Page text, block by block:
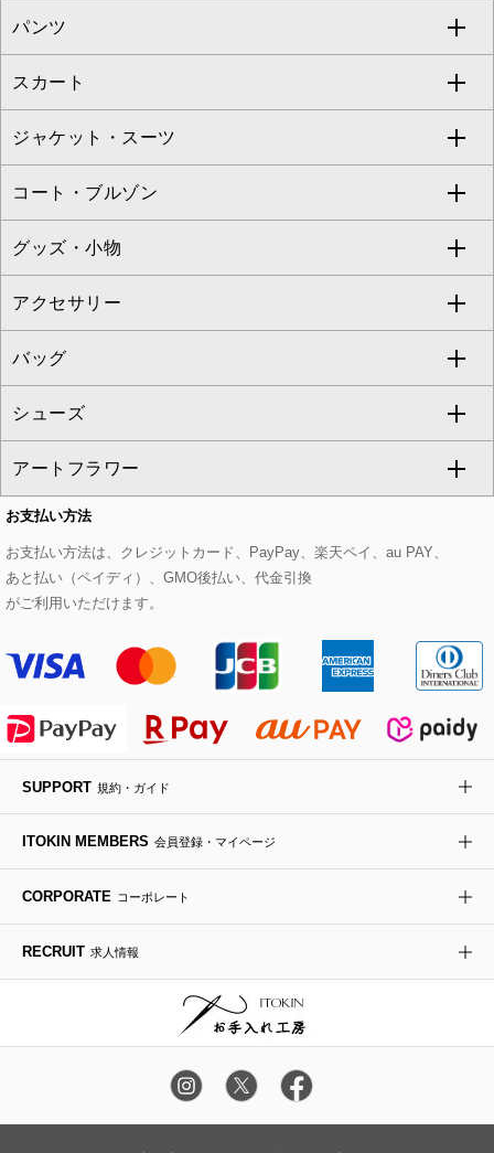
eur3
Maison de CINQ
MK MICHEL KLEIN BAG
HIROKO KOSHINO
re:edition project 165
カットソー・Tシャツ
ブラウス・シャツ
ニット・セーター
カーディガン
アンサンブルセット
ベスト・ジレ
パーカー
タンクトップ・キャミソール
スウェット・ジャージー
その他のトップス
すべてのワンピース・ドレス
ワンピース
ドレス
チュニック
ジャンパースカート
その他のワンピース・ドレス
パンツ
すべてのパンツ
フルレングスパンツ
クロップド・半端丈パンツ
ガウチョ・ワイドパンツ
ハーフ・ショート丈パンツ
サロペット・オールインワン
その他のパンツ
スカート
すべてのスカート
ロング・マキシ丈スカート
ひざ丈スカート
ミモレ丈スカート
ショート・ミニ丈スカート
その他のスカート
ジャケット・スーツ
すべてのジャケット・スーツ
テーラードジャケット
ノーカラージャケット
セットアップ
セットアップジャケット
セットアップパンツ
セットアップスカート
セットアップワンピース
コート・ブルゾン
すべてのコート・ブルゾン
トレンチコート
ピーコート
ダッフルコート
チェスターコート
モッズコート
ステンカラーコート
ライダースジャケット
デニムジャケット
ダウンジャケット・コート
その他のコート・ブルゾン
グッズ・小物
すべてのグッズ・小物
マスク
ストール・マフラー・スヌード
ベルト・サスペンダー
帽子
ヘアアクセサリー
ハンカチ・バンダナ
手袋
チャーム・ストラップ
傘・日傘
時計
アクセサリー
すべてのアクセサリー
ネックレス
ピアス・イヤリング
ブレスレット・バングル
ブローチ・コサージュ
バッグ
すべてのバッグ
トートバッグ
ショルダーバッグ
ボストンバッグ
バックパック・リュック
ボディバッグ・メッセンジャーバッグ
トラベルバッグ
ビジネスバッグ
その他のバッグ
シューズ
すべてのシューズ
パンプス
スニーカー
フラットシューズ
ローファー
ドレスシューズ
サンダル・ミュール
その他のシューズ
アートフラワー
すべてのアートフラワー
ローズ
カサブランカ・カラー
ラナンキュラス
ポプリアレンジ＆フレグランス
その他のアートフラワー
お支払い方法
お支払い方法は、クレジットカード、PayPay、楽天ペイ、au PAY、
あと払い（ペイディ）、GMO後払い、代金引換
がご利用いただけます。
SUPPORT 規約・ガイド
ITOKIN MEMBERS 会員登録・マイページ
CORPORATE コーポレート
RECRUIT 求人情報